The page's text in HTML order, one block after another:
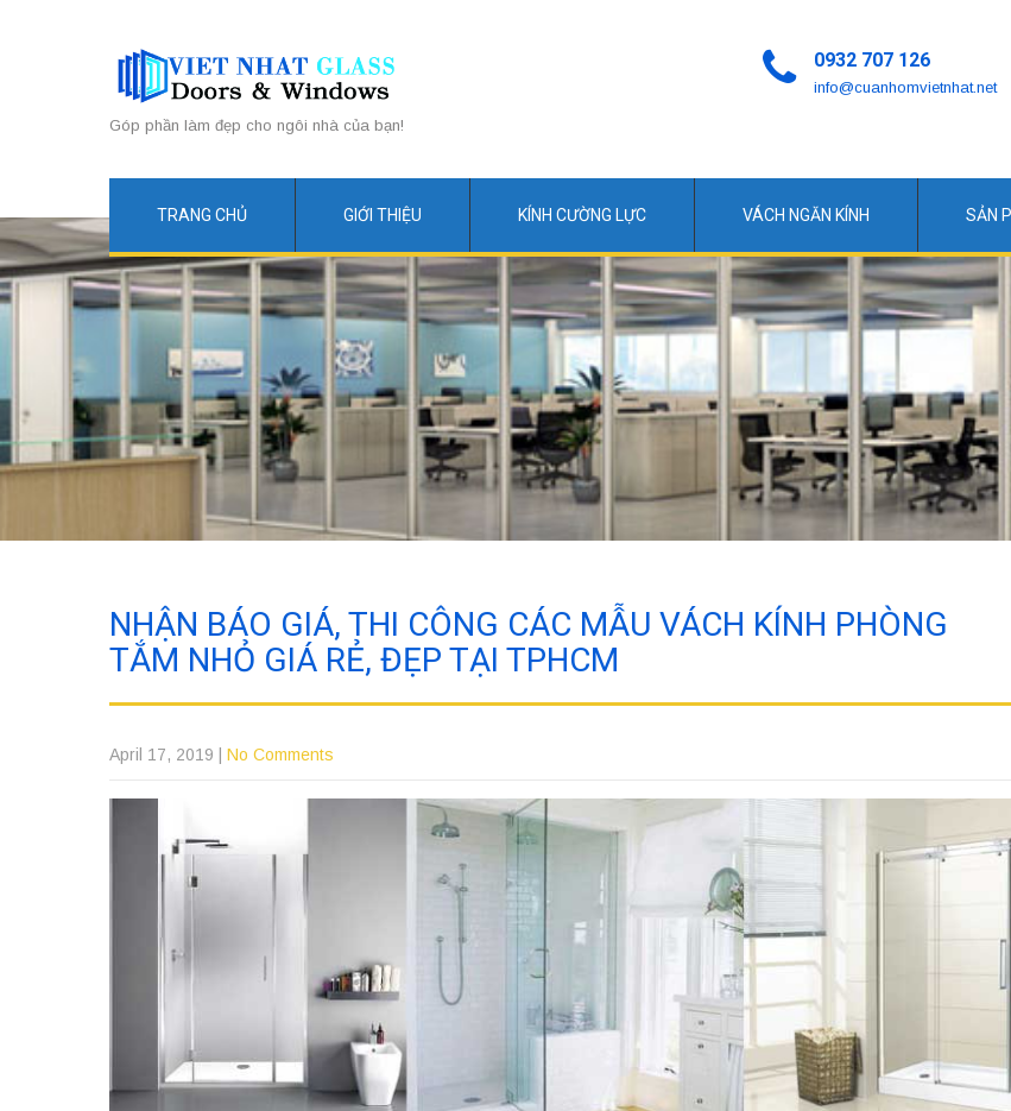
Góp phần làm đẹp cho ngôi nhà của bạn!
0932 707 126
info@cuanhomvietnhat.net
TRANG CHỦ GIỚI THIỆU KÍNH CƯỜNG LỰC VÁCH NGĂN KÍNH SẢN
NHẬN BÁO GIÁ, THI CÔNG CÁC MẪU VÁCH KÍNH PHÒNG
TẮM NHỎ GIÁ RẺ, ĐẸP TẠI TPHCM
April 17, 2019 No Comments